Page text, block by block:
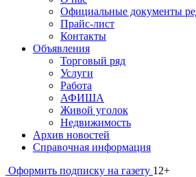
Официальные документы
Прайс-лист
Контакты
Объявления
Торговый ряд
Услуги
Работа
АФИША
Живой уголок
Недвижимость
Архив новостей
Справочная информация
Оформить подписку на газету 12+